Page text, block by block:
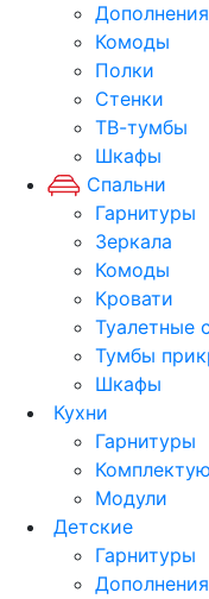
Дополнения
Комоды
Полки
Стенки
ТВ-тумбы
Шкафы
Спальни
Гарнитуры
Зеркала
Комоды
Кровати
Туалетные
Тумбы
Шкафы
Кухни
Гарнитуры
Модули
Детские
Гарнитуры
Дополнения